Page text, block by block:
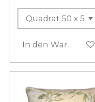
In den Warenkorb